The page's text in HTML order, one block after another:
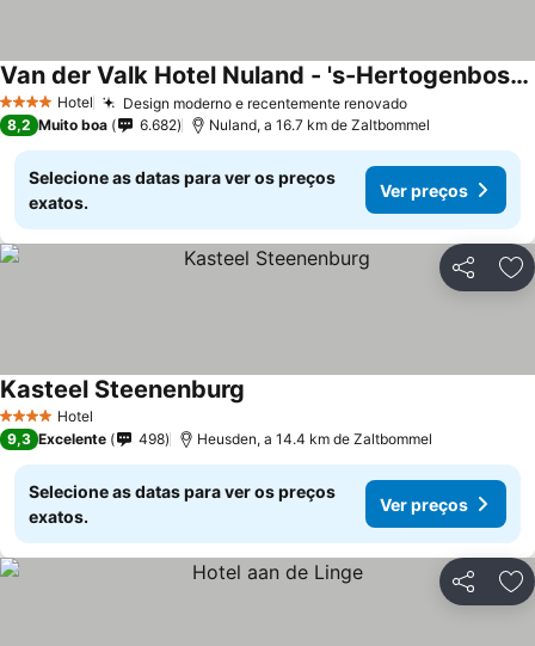
4 EstrelasHotel Design moderno e recentemente renovado
Van der Valk Hotel Nuland - 's-Hertogenbosch
8,2 Muito boa 6.682 Nuland, a 16.7 km de Zaltbommel
Selecione as datas para ver os preços
exatos.
Ver preços
Partilhar
4 EstrelasHotel
Kasteel Steenenburg
9,3 Excelente 498 Heusden, a 14.4 km de Zaltbommel
Selecione as datas para ver os preços
exatos.
Ver preços
Partilhar